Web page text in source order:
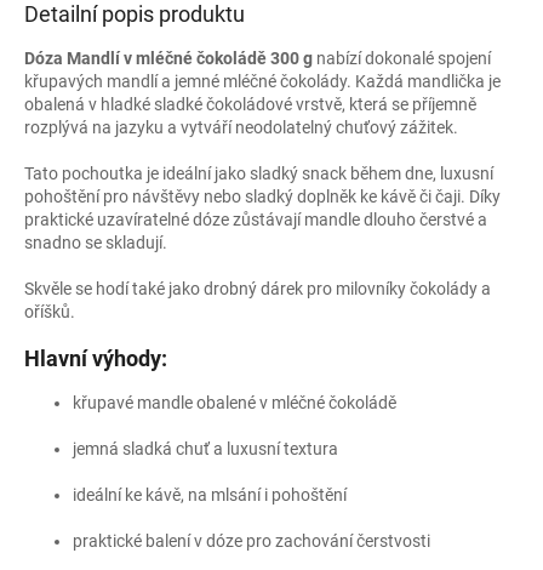
Detailní popis produktu
Dóza Mandlí v mléčné čokoládě 300 g nabízí dokonalé spojení
křupavých mandlí a jemné mléčné čokolády. Každá mandlička je
obalená v hladké sladké čokoládové vrstvě, která se příjemně
rozplývá na jazyku a vytváří neodolatelný chuťový zážitek.
Tato pochoutka je ideální jako sladký snack během dne, luxusní
pohoštění pro návštěvy nebo sladký doplněk ke kávě či čaji. Díky
praktické uzavíratelné dóze zůstávají mandle dlouho čerstvé a
snadno se skladují.
Skvěle se hodí také jako drobný dárek pro milovníky čokolády a
oříšků.
Hlavní výhody:
křupavé mandle obalené v mléčné čokoládě
jemná sladká chuť a luxusní textura
ideální ke kávě, na mlsání i pohoštění
praktické balení v dóze pro zachování čerstvosti